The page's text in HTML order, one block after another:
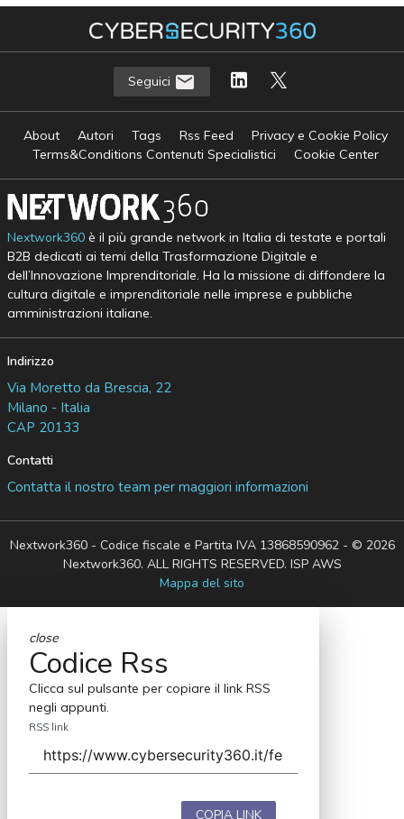
Seguici
About Autori Tags Rss Feed
Privacy e Cookie Policy
Terms&Conditions Contenuti Specialistici
Cookie Center
Nextwork360è il più grande network in Italia di testate e portali
B2B dedicati ai temi della Trasformazione Digitale e
dell’Innovazione Imprenditoriale. Ha la missione di diffondere la
cultura digitale e imprenditoriale nelle imprese e pubbliche
amministrazioni italiane.
Indirizzo
Via Moretto da Brescia, 22
Milano - Italia
CAP 20133
Contatti
Contatta il nostro team per maggiori informazioni
Nextwork360 - Codice fiscale e Partita IVA 13868590962 - © 2026
Nextwork360. ALL RIGHTS RESERVED. ISP AWS
Mappa del sito
close
Codice Rss
Clicca sul pulsante per copiare il link RSS
negli appunti.
RSS link
COPIA LINK